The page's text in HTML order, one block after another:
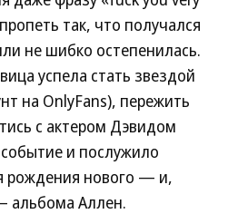
так, что получался
не шибко остепенилась.
успела стать звездой
на OnlyFans), пережить
с актером Дэвидом
и послужило
рождения нового — и,
альбома Аллен.